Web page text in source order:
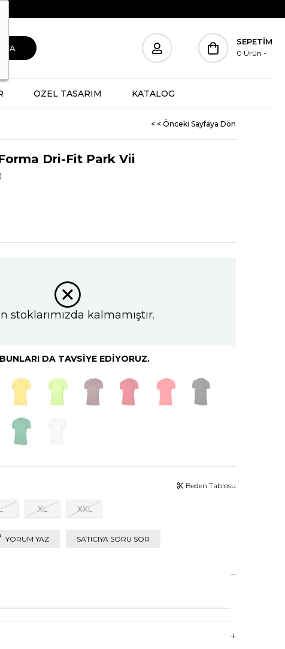
SEPETIM
0 Ürün
ÖZEL TASARIM KATALOG
< < Önceki Sayfaya Dön
Dri-Fit Park Vii
stoklarımızda kalmamıştır.
DA TAVSIYE EDIYORUZ.
XL XXL
Beden Tablosu
YORUM YAZ SATICIYA SORU SOR